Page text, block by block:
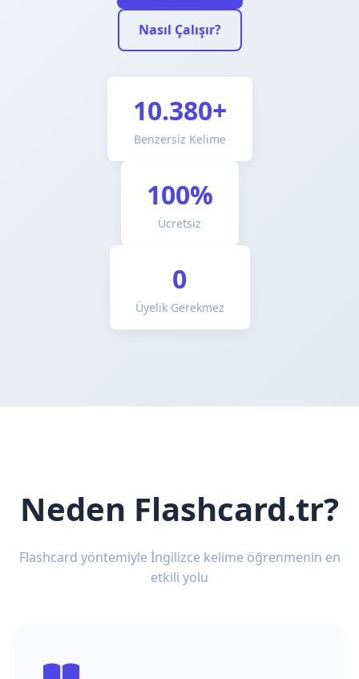
Nasıl Çalışır?
10.380+
Benzersiz Kelime
100%
Ücretsiz
0
Üyelik Gerekmez
Neden Flashcard.tr?
Flashcard yöntemiyle İngilizce kelime öğrenmenin en
etkili yolu